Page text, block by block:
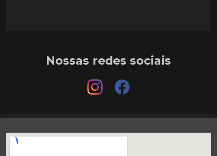
Nossas redes sociais